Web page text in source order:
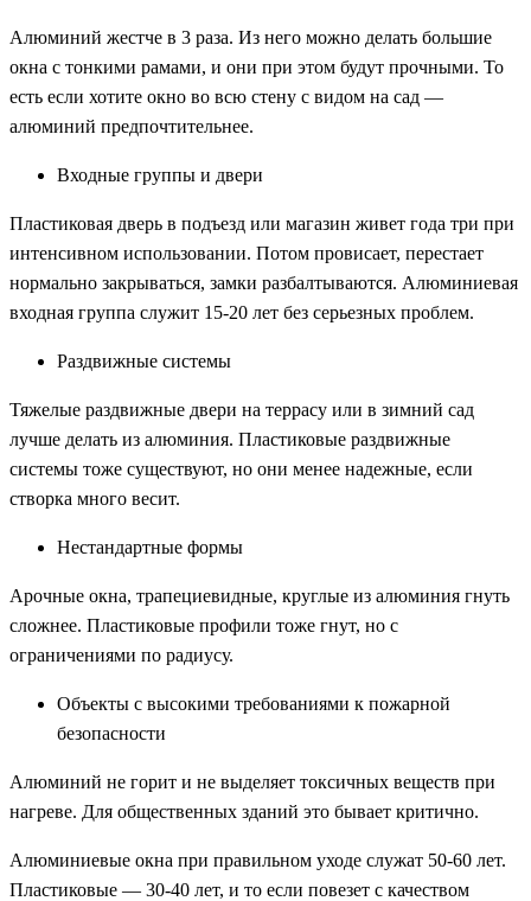
Алюминий жестче в 3 раза. Из него можно делать большие
окна с тонкими рамами, и они при этом будут прочными. То
есть если хотите окно во всю стену с видом на сад —
алюминий предпочтительнее.
Входные группы и двери
Пластиковая дверь в подъезд или магазин живет года три при
интенсивном использовании. Потом провисает, перестает
нормально закрываться, замки разбалтываются. Алюминиевая
входная группа служит 15-20 лет без серьезных проблем.
Раздвижные системы
Тяжелые раздвижные двери на террасу или в зимний сад
лучше делать из алюминия. Пластиковые раздвижные
системы тоже существуют, но они менее надежные, если
створка много весит.
Нестандартные формы
Арочные окна, трапециевидные, круглые из алюминия гнуть
сложнее. Пластиковые профили тоже гнут, но с
ограничениями по радиусу.
Объекты с высокими требованиями к пожарной
безопасности
Алюминий не горит и не выделяет токсичных веществ при
нагреве. Для общественных зданий это бывает критично.
Алюминиевые окна при правильном уходе служат 50-60 лет.
Пластиковые — 30-40 лет, и то если повезет с качеством